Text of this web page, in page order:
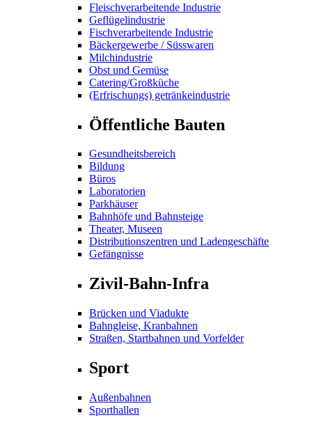
Fleischverarbeitende Industrie
Geflügelindustrie
Fischverarbeitende Industrie
Bäckergewerbe / Süsswaren
Milchindustrie
Obst und Gemüse
Catering/Großküche
(Erfrischungs) getränkeindustrie
Öffentliche Bauten
Gesundheitsbereich
Bildung
Büros
Laboratorien
Parkhäuser
Bahnhöfe und Bahnsteige
Theater, Museen
Distributionszentren und Ladengeschäfte
Gefängnisse
Zivil-Bahn-Infra
Brücken und Viadukte
Bahngleise, Kranbahnen
Straßen, Startbahnen und Vorfelder
Sport
Außenbahnen
Sporthallen